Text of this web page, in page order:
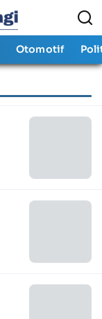
Otomotif